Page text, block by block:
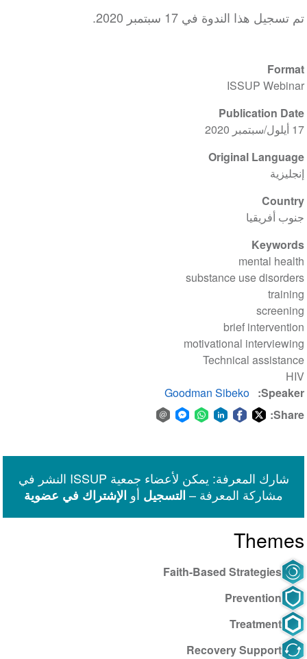
Format
ISSUP Webinar
Publication Date
17 أيلول/سبتمبر 2020
Original Language
إنجليزية
Country
جنوب أفريقيا
Keywords
mental health
substance use disorders
training
screening
brief intervention
motivational interviewing
Technical assistance
HIV
Speaker
Goodman Sibeko
Share:
WhatsApp
Facebook
Messenger
email
تم تسجيل هذا الندوة في 17 سبتمبر 2020.
شارك المعرفة: يمكن لأعضاء جمعية ISSUP النشر في
مشاركة المعرفة – التسجيل أو الإشتراك في عضوية
Themes
Faith-Based Strategies
Prevention
Treatment
Recovery Support